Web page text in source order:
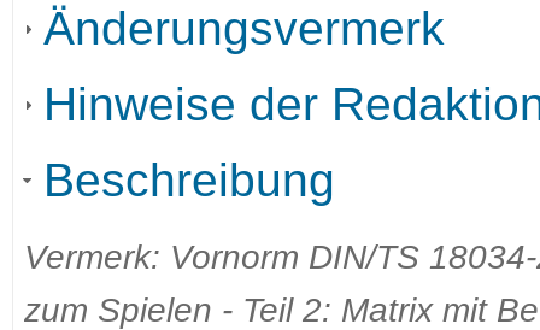
Änderungsvermerk
Hinweise der
Beschreibung
Vermerk: Vornorm DIN/TS
zum Spielen - Teil 2: Matrix mit